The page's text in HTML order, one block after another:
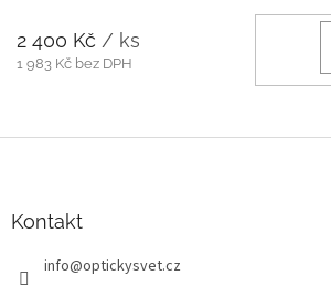
2 400 Kč / ks
1 983 Kč bez DPH
Kontakt
info@optickysvet.cz